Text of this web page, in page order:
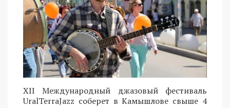
XII Международный джазовый фестиваль
UralTerraJazz соберет в Камышлове свыше 4